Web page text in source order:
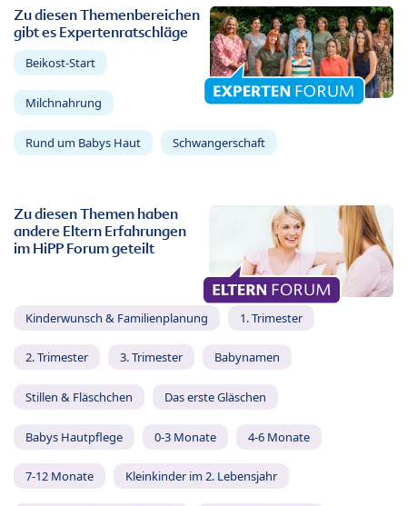
Zu diesen Themenbereichen
gibt es Expertenratschläge
Beikost-Start
Milchnahrung
Rund um Babys Haut Schwangerschaft
Zu diesen Themen haben
andere Eltern Erfahrungen
im HiPP Forum geteilt
Kinderwunsch & Familienplanung 1. Trimester
2. Trimester 3. Trimester Babynamen
Stillen & Fläschchen Das erste Gläschen
Babys Hautpflege 0-3 Monate 4-6 Monate
7-12 Monate Kleinkinder im 2. Lebensjahr